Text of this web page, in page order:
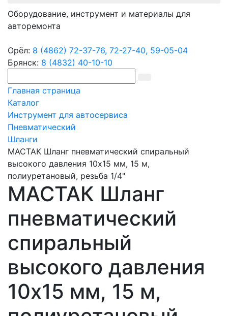
Оборудование, инструмент и материалы для
авторемонта
Орёл: 8 (4862) 72-37-76, 72-27-40, 59-05-04
Брянск: 8 (4832) 40-10-10
Главная страница
Каталог
Инструмент для автосервиса
Пневматический
Шланги
МАСТАК Шланг пневматический спиральный
высокого давления 10х15 мм, 15 м,
полиуретановый, резьба 1/4"
МАСТАК Шланг
пневматический
спиральный
высокого давления
10х15 мм, 15 м,